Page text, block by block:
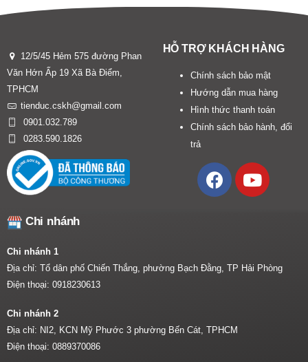
12/5/45 Hẻm 575 đường Phan
Văn Hớn Ấp 19 Xã Bà Điểm,
TPHCM
tienduc.cskh@gmail.com
0901.032.789
0283.590.1826
HỖ TRỢ KHÁCH HÀNG
Chính sách bảo mật
Hướng dẫn mua hàng
Hình thức thanh toán
Chính sách bảo hành, đổi
trả
Chi nhánh
Chi nhánh 1
Địa chỉ: Tổ dân phố Chiến Thắng, phường Bạch Đằng, TP Hải Phòng
Điện thoại: 0918230613
Chi nhánh 2
Địa chỉ: NI2, KCN Mỹ Phước 3 phường Bến Cát, TPHCM
Điện thoại: 0889370086